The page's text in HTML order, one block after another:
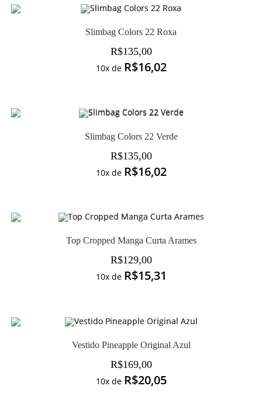
Slimbag Colors 22 Roxa
R$135,00
10x de R$16,02
Slimbag Colors 22 Verde
R$135,00
10x de R$16,02
Top Cropped Manga Curta Arames
R$129,00
10x de R$15,31
Vestido Pineapple Original Azul
R$169,00
10x de R$20,05